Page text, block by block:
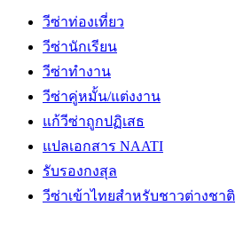
วีซ่าท่องเที่ยว
วีซ่านักเรียน
วีซ่าทำงาน
วีซ่าคู่หมั้น/แต่งงาน
แก้วีซ่าถูกปฏิเสธ
แปลเอกสาร NAATI
รับรองกงสุล
วีซ่าเข้าไทยสำหรับชาวต่างชาติ